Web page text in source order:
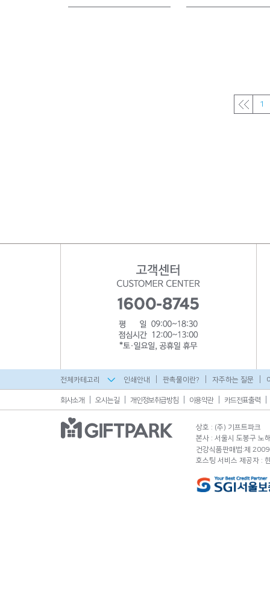
1
전체카테고리 인쇄안내 판촉물이란? 자주하는 질문
회사소개 오시는길 개인정보취급방침 이용약관 카드전표출력
상호 : (주) 기프트파크
본사 : 서울시 도봉구 노
건강식품판매법:제
호스팅 서비스 제공자 :